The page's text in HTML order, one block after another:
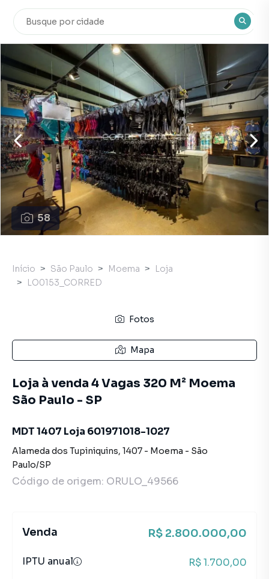
58
Início São Paulo Moema
Loja
LO0153_CORRED
Fotos
Mapa
Loja à venda 4 Vagas 320 M² Moema
São Paulo - SP
MDT 1407 Loja 601971018-1027
Alameda dos Tupiniquins, 1407 - Moema - São
Paulo/SP
Código de origem: ORULO_49566
Venda R$ 2.800.000,00
IPTU anual R$ 1.700,00